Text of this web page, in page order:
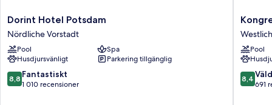
Dorint
Hotel
Potsdam
Nördliche
Vorstadt
Dorint Hotel Potsdam
Nördliche Vorstadt
Pool
Spa
Husdjursvänligt
Parkering tillgänglig
8.8
av
8,8 Fantastiskt
1 010 recensioner
am
See
Vorstadt
Pool
8.4
av
8,4
691